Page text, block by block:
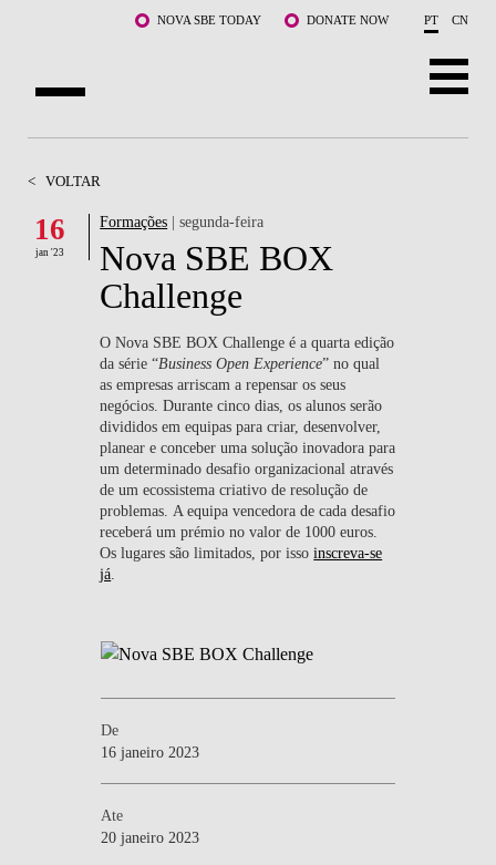
Saltar para o conteúdo principalNOVA SBE TODAY DONATE NOW PT CN
DOCENTES E INVESTIGAÇÃO
COMUNIDADE
LIFE AT NOVA SBE
WHAT'S HAPPENING
< VOLTAR
16
jan '23
Formações | segunda-feira
Nova SBE BOX
Challenge
O Nova SBE BOX Challenge é a quarta edição
da série “Business Open Experience” no qual
as empresas arriscam a repensar os seus
negócios. Durante cinco dias, os alunos serão
divididos em equipas para criar, desenvolver,
planear e conceber uma solução inovadora para
um determinado desafio organizacional através
de um ecossistema criativo de resolução de
problemas. A equipa vencedora de cada desafio
receberá um prémio no valor de 1000 euros.
Os lugares são limitados, por issoinscreva-se
já
De
16 janeiro 2023
Ate
20 janeiro 2023